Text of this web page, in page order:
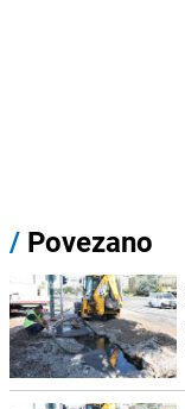
/ Povezano